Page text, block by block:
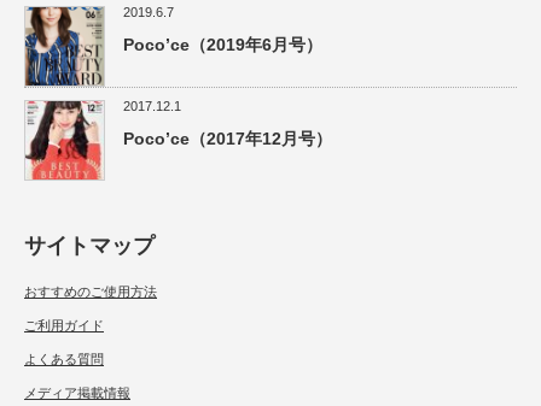
2019.6.7
Poco’ce（2019年6月号）
2017.12.1
Poco’ce（2017年12月号）
サイトマップ
おすすめのご使用方法
ご利用ガイド
よくある質問
メディア掲載情報